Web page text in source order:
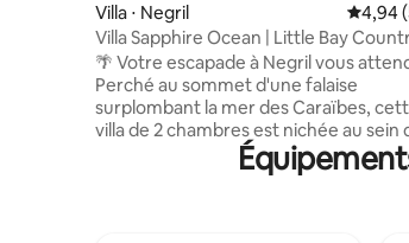
Villa ⋅ Negril
4,94
Villa Sapphire Ocean | Little Bay
Club
🌴 Votre escapade à Negril vous
Perché au sommet d'une falaise
surplombant la mer des Caraïbes,
villa de 2 chambres est nichée au sein
Little Bay Country Club, le complexe
sécurisé et fermé de Negril, ouvert